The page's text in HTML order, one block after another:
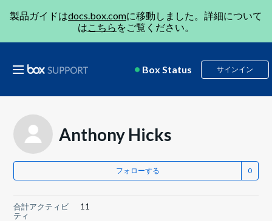
製品ガイドはdocs.box.comに移動しました。詳細について
はこちら をご覧ください。
Box Status サインイン
Anthony Hicks
フォローする
合計アクティビ
ティ
11